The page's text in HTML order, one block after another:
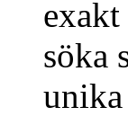
söka